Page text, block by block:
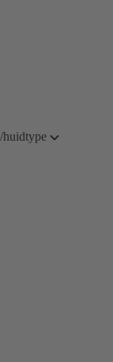
huidtype